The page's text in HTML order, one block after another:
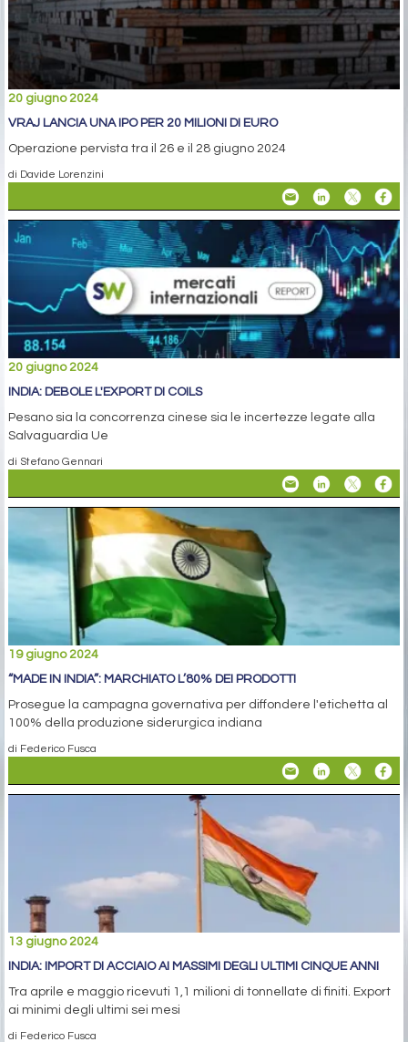
20 giugno 2024
VRAJ LANCIA UNA IPO PER 20 MILIONI DI EURO
Operazione pervista tra il 26 e il 28 giugno 2024
di Davide Lorenzini
20 giugno 2024
INDIA: DEBOLE L'EXPORT DI COILS
Pesano sia la concorrenza cinese sia le incertezze legate alla
Salvaguardia Ue
di Stefano Gennari
19 giugno 2024
“MADE IN INDIA”: MARCHIATO L’80% DEI PRODOTTI
Prosegue la campagna governativa per diffondere l'etichetta al
100% della produzione siderurgica indiana
di Federico Fusca
13 giugno 2024
INDIA: IMPORT DI ACCIAIO AI MASSIMI DEGLI ULTIMI CINQUE ANNI
Tra aprile e maggio ricevuti 1,1 milioni di tonnellate di finiti. Export
ai minimi degli ultimi sei mesi
di Federico Fusca